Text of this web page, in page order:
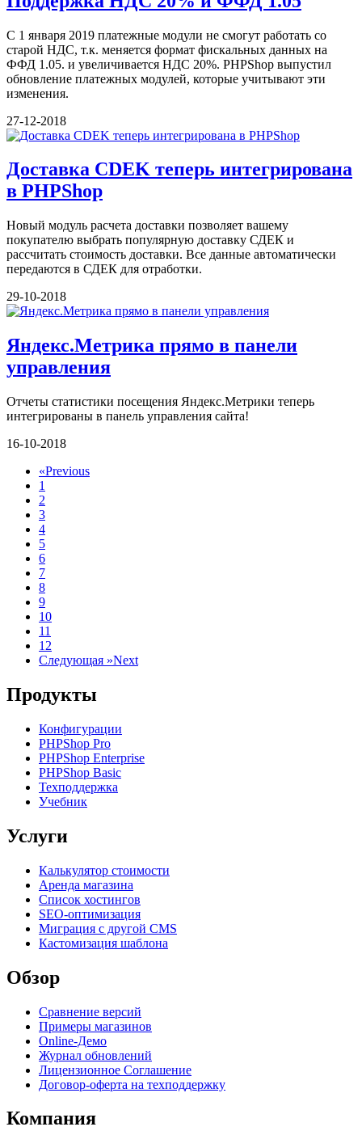
С 1 января 2019 платежные модули не смогут работать со
старой НДС, т.к. меняется формат фискальных данных на
ФФД 1.05. и увеличивается НДС 20%. PHPShop выпустил
обновление платежных модулей, которые учитывают эти
изменения.
27-12-2018
Доставка CDEK теперь интегрирована
в PHPShop
Новый модуль расчета доставки позволяет вашему
покупателю выбрать популярную доставку СДЕК и
рассчитать стоимость доставки. Все данные автоматически
передаются в СДЕК для отработки.
29-10-2018
Яндекс.Метрика прямо в панели
управления
Отчеты статистики посещения Яндекс.Метрики теперь
интегрированы в панель управления сайта!
16-10-2018
«Previous
1
2
3
4
5
6
7
8
9
10
11
12
Следующая »Next
Продукты
Конфигурации
PHPShop Pro
PHPShop Enterprise
PHPShop Basic
Техподдержка
Учебник
Услуги
Калькулятор стоимости
Аренда магазина
Список хостингов
SEO-оптимизация
Миграция с другой CMS
Кастомизация шаблона
Обзор
Сравнение версий
Примеры магазинов
Оnline-Демо
Журнал обновлений
Лицензионное Cоглашение
Договор-оферта на техподдержку
Компания